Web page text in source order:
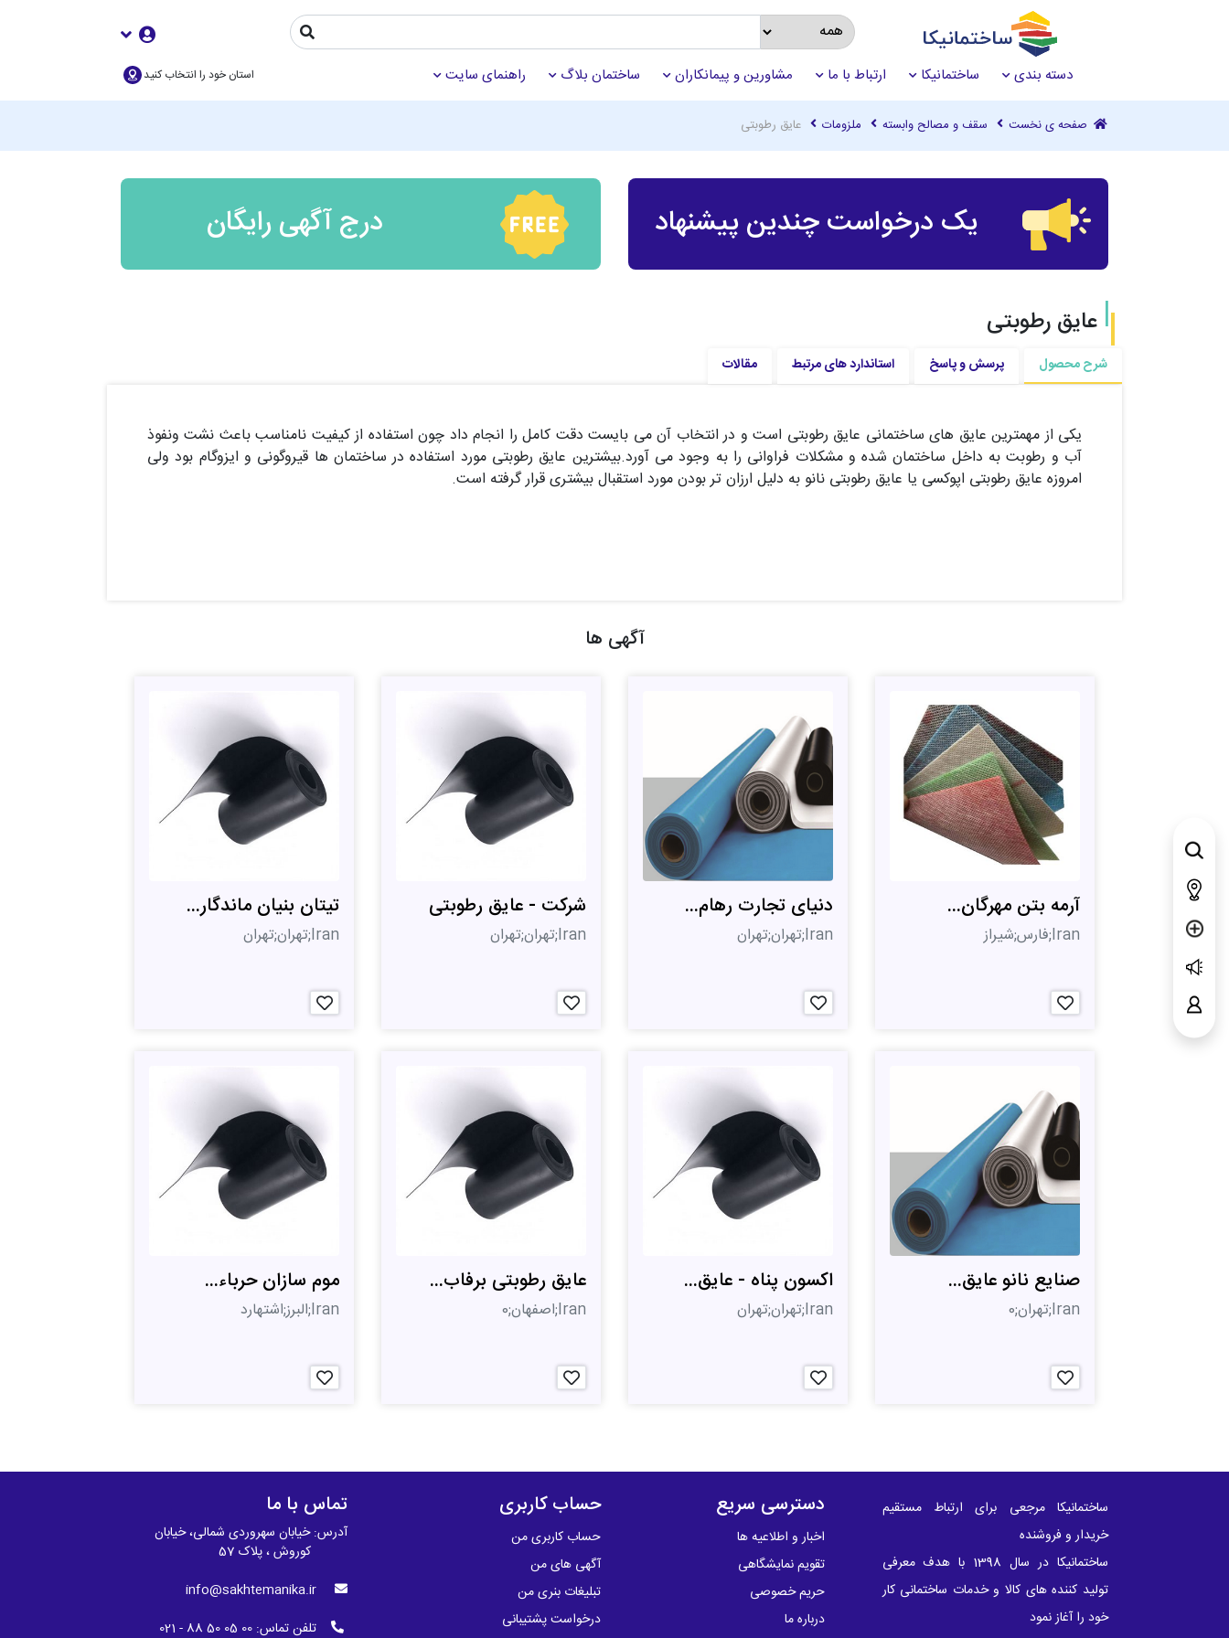
دسته بندی ساختمانیکا ارتباط با ما مشاورین و پیمانکاران ساختمان بلاگ راهنمای سایت استان خود را انتخاب کنید
صفحه ی نخست سقف و مصالح وابسته ملزومات عایق رطوبتی
یک درخواست چندین پیشنهاد درج آگهی رایگان
عایق رطوبتی
شرح محصول پرسش و پاسخ استاندارد های مرتبط مقالات
یکی از مهمترین عایق های ساختمانی عایق رطوبتی است و در انتخاب آن می بایست دقت کامل را انجام داد چون استفاده از کیفیت نامناسب باعث نشت ونفوذ
آب و رطوبت به داخل ساختمان شده و مشکلات فراوانی را به وجود می آورد.بیشترین عایق رطوبتی مورد استفاده در ساختمان ها قیروگونی و ایزوگام بود ولی
امروزه عایق رطوبتی اپوکسی یا عایق رطوبتی نانو به دلیل ارزان تر بودن مورد استقبال بیشتری قرار گرفته است.
آگهی ها
آرمه بتن مهرگان...
Iran;فارس;شیراز
دنیای تجارت رهام...
Iran;تهران;تهران
شرکت - عایق رطوبتی
Iran;تهران;تهران
تیتان بنیان ماندگار...
Iran;تهران;تهران
صنایع نانو عایق...
Iran;تهران;0
اکسون پناه - عایق...
Iran;تهران;تهران
عایق رطوبتی برفاب...
Iran;اصفهان;0
موم سازان حرباء...
Iran;البرز;اشتهارد
ساختمانیکا مرجعی برای ارتباط مستقیم
خریدار و فروشنده
ساختمانیکا در سال 1398 با هدف معرفی
تولید کننده های کالا و خدمات ساختمانی کار
خود را آغاز نمود
دسترسی سریع
اخبار و اطلاعیه ها
تقویم نمایشگاهی
حریم خصوصی
درباره ما
حساب کاربری
حساب کاربری من
آگهی های من
تبلیغات بنری من
درخواست پشتیبانی
تماس با ما
آدرس: خیابان سهروردی شمالی، خیابان
کوروش ، پلاک 57
info@sakhtemanika.ir
تلفن تماس:00 05 50 88 - 021